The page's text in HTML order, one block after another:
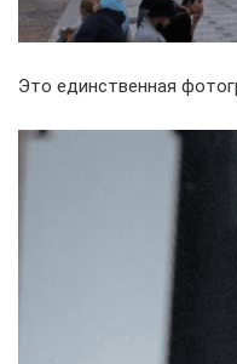
Это единственная